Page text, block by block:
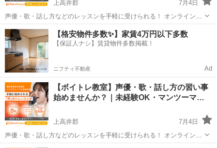
上高井郡
7月4日
声優・歌・話し方などのレッスンを手軽に受けられる！ オンラインボ
イトレ教室「Voice Camp（ボイスキャンプ）」 「声優のレッスンを一
度受けてみたい」 「話し方に自信がなくて改善したい」 「歌が上手く
なって気...
長野 上高井郡 その他 声優
【格安物件多数✨】家賃4万円以下多数
【保証人ナシ】賃貸物件多数掲載！
ニフティ不動産 Ad
【ボイトレ教室】声優・歌・話し方の習い事
始めませんか？｜未経験OK・マンツーマ…
上高井郡
7月4日
声優・歌・話し方などのレッスンを手軽に受けられる！ オンラインボ
イトレ教室「Voice Camp（ボイスキャンプ）」 「声優のレッスンを一